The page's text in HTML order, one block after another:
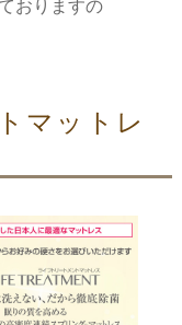
おりますの
マットレ